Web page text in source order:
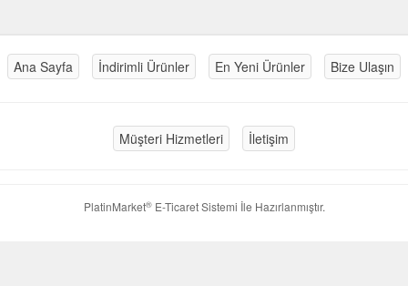
Ana Sayfa İndirimli Ürünler En Yeni Ürünler Bize Ulaşın
Müşteri Hizmetleri İletişim
PlatinMarket®E-Ticaret Sistemi İle Hazırlanmıştır.